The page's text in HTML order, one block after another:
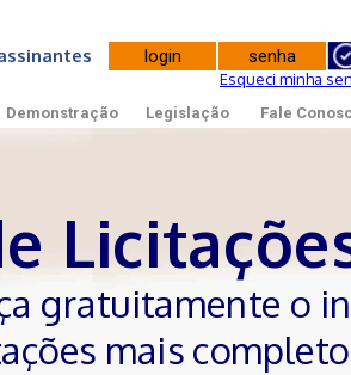
Esqueci minha
Demonstração Legislação Fale
gratuitamente o
mais